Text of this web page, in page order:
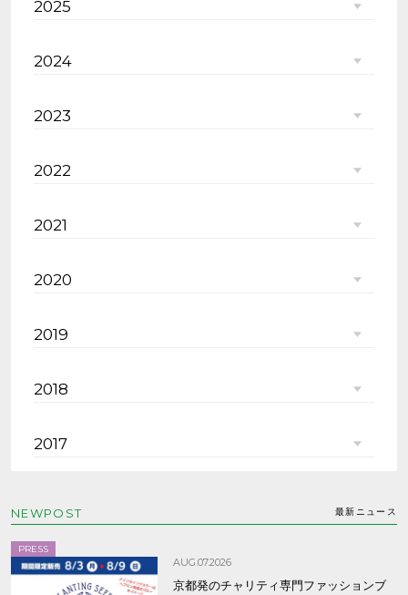
2025
2024
2023
2022
2021
2020
2019
2018
2017
NEWPOST 最新ニュース
PRESS
AUG.07.2026
京都発のチャリティ専門ファッションブ